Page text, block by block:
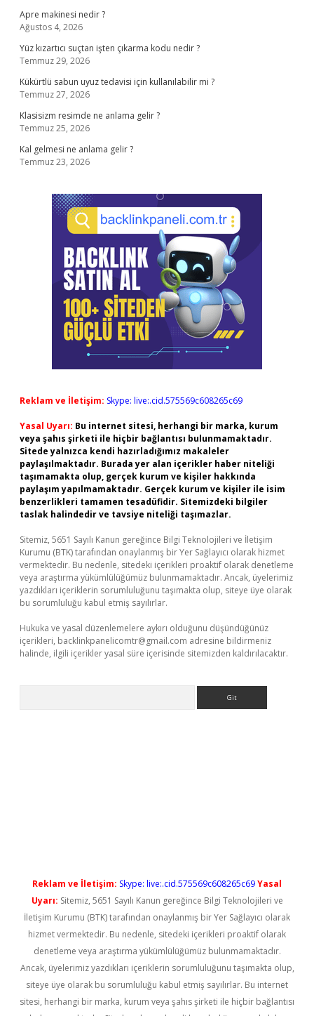
Apre makinesi nedir ?
Ağustos 4, 2026
Yüz kızartıcı suçtan işten çıkarma kodu nedir ?
Temmuz 29, 2026
Kükürtlü sabun uyuz tedavisi için kullanılabilir mi ?
Temmuz 27, 2026
Klasisizm resimde ne anlama gelir ?
Temmuz 25, 2026
Kal gelmesi ne anlama gelir ?
Temmuz 23, 2026
Reklam ve İletişim: Skype: live:.cid.575569c608265c69
Yasal Uyarı: Bu internet sitesi, herhangi bir marka, kurum
veya şahıs şirketi ile hiçbir bağlantısı bulunmamaktadır.
Sitede yalnızca kendi hazırladığımız makaleler
paylaşılmaktadır. Burada yer alan içerikler haber niteliği
taşımamakta olup, gerçek kurum ve kişiler hakkında
paylaşım yapılmamaktadır. Gerçek kurum ve kişiler ile isim
benzerlikleri tamamen tesadüfidir. Sitemizdeki bilgiler
taslak halindedir ve tavsiye niteliği taşımazlar.
Sitemiz, 5651 Sayılı Kanun gereğince Bilgi Teknolojileri ve İletişim
Kurumu (BTK) tarafından onaylanmış bir Yer Sağlayıcı olarak hizmet
vermektedir. Bu nedenle, sitedeki içerikleri proaktif olarak denetleme
veya araştırma yükümlülüğümüz bulunmamaktadır. Ancak, üyelerimiz
yazdıkları içeriklerin sorumluluğunu taşımakta olup, siteye üye olarak
bu sorumluluğu kabul etmiş sayılırlar.
Hukuka ve yasal düzenlemelere aykırı olduğunu düşündüğünüz
içerikleri, backlinkpanelicomtr@gmail.com adresine bildirmeniz
halinde, ilgili içerikler yasal süre içerisinde sitemizden kaldırılacaktır.
Reklam ve İletişim: Skype: live:.cid.575569c608265c69Yasal
Uyarı: Sitemiz, 5651 Sayılı Kanun gereğince Bilgi Teknolojileri ve
İletişim Kurumu (BTK) tarafından onaylanmış bir Yer Sağlayıcı olarak
hizmet vermektedir. Bu nedenle, sitedeki içerikleri proaktif olarak
denetleme veya araştırma yükümlülüğümüz bulunmamaktadır.
Ancak, üyelerimiz yazdıkları içeriklerin sorumluluğunu taşımakta olup,
siteye üye olarak bu sorumluluğu kabul etmiş sayılırlar. Bu internet
sitesi, herhangi bir marka, kurum veya şahıs şirketi ile hiçbir bağlantısı